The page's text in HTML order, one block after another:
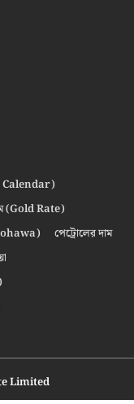
Calendar)
(Gold Rate)
পেট্রোলের দাম
Limited